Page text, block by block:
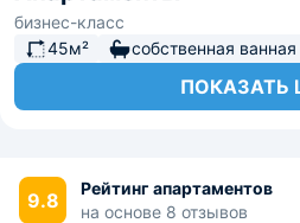
бизнес-класс
45м²
собственная
ПОКАЗАТЬ
9.8
Рейтинг апартаментов
на основе 8 отзывов